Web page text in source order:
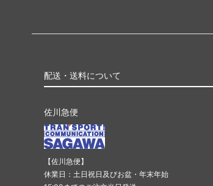
配送・送料について
佐川急便
【佐川急便】
休業日：土日祝日及びお盆・年末年始